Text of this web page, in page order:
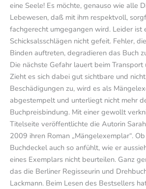
eine Seele! Es möchte, genauso wie alle
Lebewesen, daß mit ihm respektvoll,
fachgerecht umgegangen wird. Leider ist
Schicksalsschlägen nicht gefeit. Fehler,
Binden auftreten, degradieren das Buch
Die nächste Gefahr lauert beim
Zieht es sich dabei gut sichtbare und
Beschädigungen zu, wird es als
abgestempelt und unterliegt nicht mehr
Buchpreisbindung. Mit einer gewollt
Titelseite veröffentlichte die Autorin
2009 ihren Roman „Mängelexemplar“.
Buchdeckel auch so anfühlt, wie er
eines Exemplars nicht beurteilen. Ganz
das die Berliner Regisseurin und
Lackmann. Beim Lesen des Bestsellers